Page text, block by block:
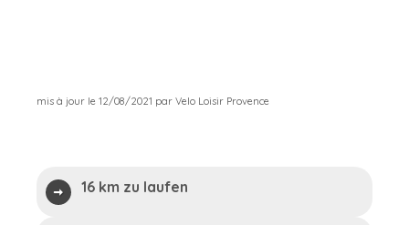
mis à jour le 12/08/2021 par Velo Loisir Provence
16 km zu laufen